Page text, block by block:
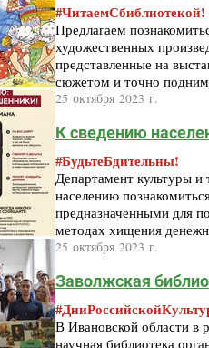
#ЧитаемСбиблиотекой!
Предлагаем
художественных
представленные на
сюжетом и точно
25 октября 2023 г.
К сведению
#БудьтеБдительны!
Департамент культуры и
населению
предназначенными для
методах хищения
25 октября 2023 г.
Заволжская
В Ивановской области в
научная библиотека